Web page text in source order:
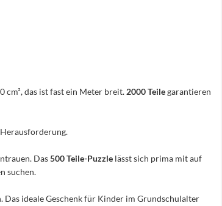
cm², das ist fast ein Meter breit. 2000 Teilegarantieren
Das500 Teile-Puzzle lässt sich prima mit auf
suchen.
Das ideale Geschenk für Kinder im Grundschulalter